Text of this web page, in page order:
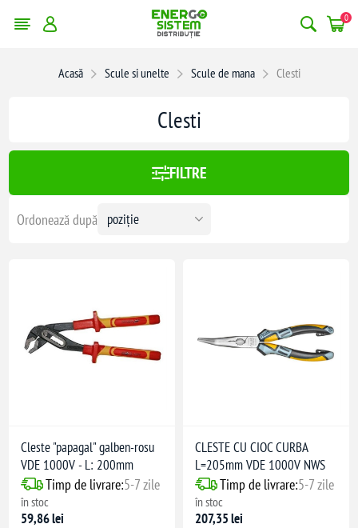
0
Acasă Scule si unelte Scule de mana Clesti
filtrele
408
Clesti
FILTRE
Ordonează după
Cleste "papagal" galben-rosu
VDE 1000V - L: 200mm
Timp de livrare:5-7 zile
în stoc
59,86 lei
CLESTE CU CIOC CURBA
L=205mm VDE 1000V NWS
Timp de livrare:5-7 zile
în stoc
207,35 lei